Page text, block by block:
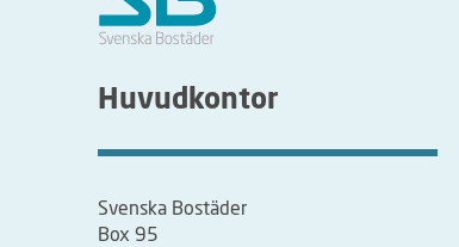
Huvudkontor
Svenska Bostäder
Box 95